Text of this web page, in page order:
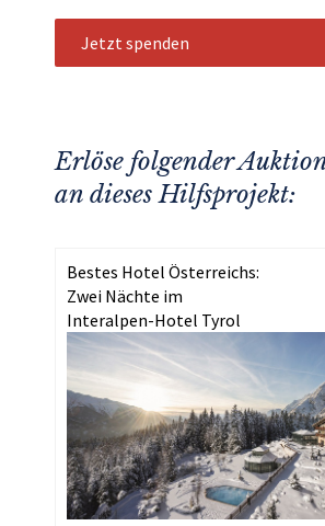
Jetzt spenden
Erlöse folgender
an dieses Hilfsprojekt:
Bestes Hotel Österreichs:
Zwei Nächte im
Interalpen-Hotel Tyrol